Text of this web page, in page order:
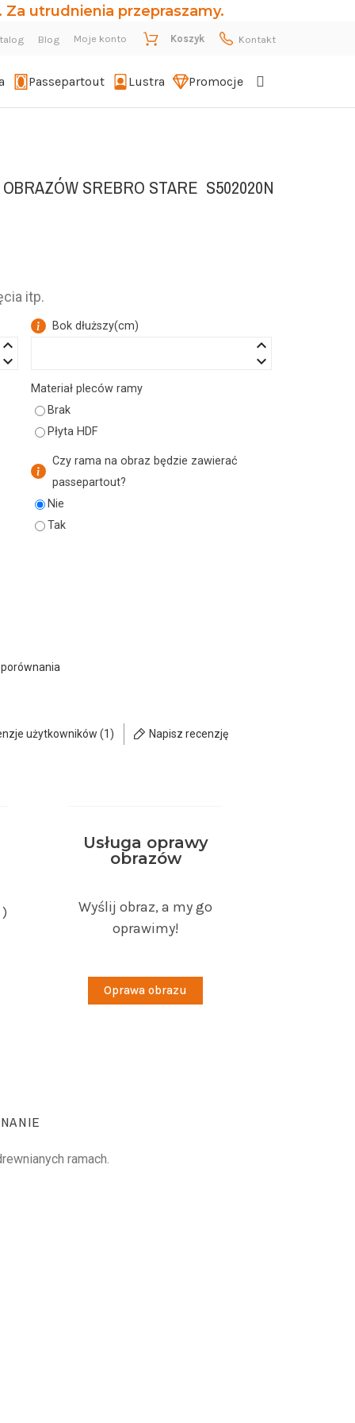
utrudnienia przepraszamy.
Blog Moje konto Koszyk Kontakt
Passepartout Lustra Promocje
SREBRO STARE S502020N
itp.
Bok dłuższy(cm)
keyboard_arrow_up
keyboard_arrow_down
Materiał pleców ramy
Brak
Płyta HDF
Czy rama na obraz będzie zawierać
passepartout?
Nie
Tak
użytkowników (1) Napisz recenzję
Usługa oprawy
obrazów
Wyślij obraz, a my go
oprawimy!
Oprawa obrazu
ramach.